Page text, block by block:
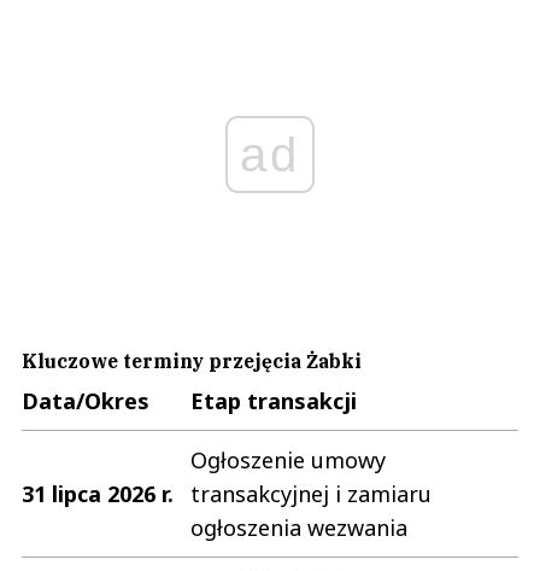
ad
Kluczowe terminy przejęcia Żabki
Data/Okres Etap transakcji
31 lipca 2026 r.
Ogłoszenie umowy
transakcyjnej i zamiaru
ogłoszenia wezwania